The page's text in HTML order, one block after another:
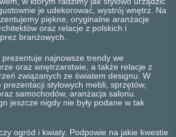
je udekorować, wystrój wnętrz. Na
piękne, oryginalne aranżacje
oraz relacje z polskich i
branżowych.
prezentuje najnowsze trendy we
oraz wnętrzarstwie, a także relacje z
związanych ze światem designu. W
stylowych mebli, sprzętów,
samochodów, aranżacja salonu.
jeszcze nigdy nie były podane w tak
ogród i kwiaty. Podpowie na jakie kwestie